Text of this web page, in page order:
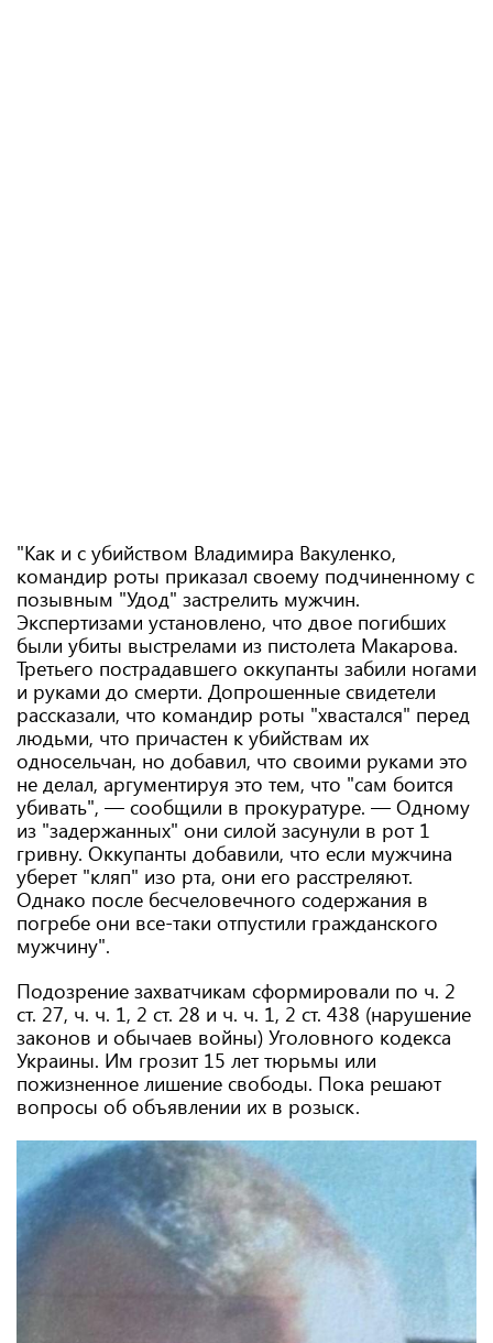
"Как и с убийством Владимира Вакуленко,
командир роты приказал своему подчиненному с
позывным "Удод" застрелить мужчин.
Экспертизами установлено, что двое погибших
были убиты выстрелами из пистолета Макарова.
Третьего пострадавшего оккупанты забили ногами
и руками до смерти. Допрошенные свидетели
рассказали, что командир роты "хвастался" перед
людьми, что причастен к убийствам их
односельчан, но добавил, что своими руками это
не делал, аргументируя это тем, что "сам боится
убивать", — сообщили в прокуратуре. — Одному
из "задержанных" они силой засунули в рот 1
гривну. Оккупанты добавили, что если мужчина
уберет "кляп" изо рта, они его расстреляют.
Однако после бесчеловечного содержания в
погребе они все-таки отпустили гражданского
мужчину".
Подозрение захватчикам сформировали по ч. 2
ст. 27, ч. ч. 1, 2 ст. 28 и ч. ч. 1, 2 ст. 438 (нарушение
законов и обычаев войны) Уголовного кодекса
Украины. Им грозит 15 лет тюрьмы или
пожизненное лишение свободы. Пока решают
вопросы об объявлении их в розыск.